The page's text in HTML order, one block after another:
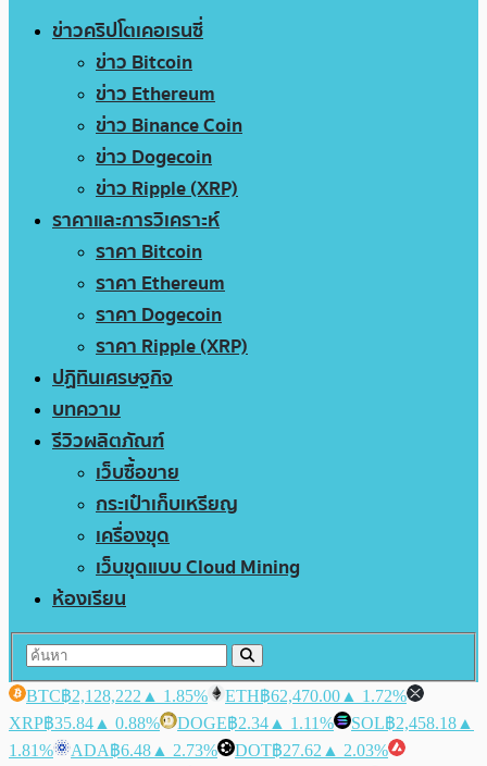
ข่าวคริปโตเคอเรนซี่
ข่าว Bitcoin
ข่าว Ethereum
ข่าว Binance Coin
ข่าว Dogecoin
ข่าว Ripple (XRP)
ราคาและการวิเคราะห์
ราคา Bitcoin
ราคา Ethereum
ราคา Dogecoin
ราคา Ripple (XRP)
ปฏิทินเศรษฐกิจ
บทความ
รีวิวผลิตภัณฑ์
เว็บซื้อขาย
กระเป๋าเก็บเหรียญ
เครื่องขุด
เว็บขุดแบบ Cloud Mining
ห้องเรียน
BTC฿2,128,222 ▲ 1.85% ETH฿62,470.00 ▲ 1.72%
XRP฿35.84 ▲ 0.88% DOGE฿2.34 ▲ 1.11% SOL฿2,458.18 ▲
1.81%
ADA฿6.48 ▲ 2.73% DOT฿27.62 ▲ 2.03%